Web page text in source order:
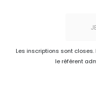
Les inscriptions sont
le référent